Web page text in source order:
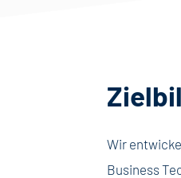
Wir
Business